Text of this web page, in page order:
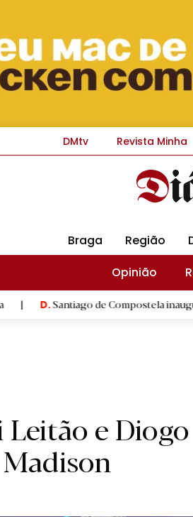
DMtv Revista Minha
Braga Região
Opinião
de Compostela inaugura XVI Jogos
e